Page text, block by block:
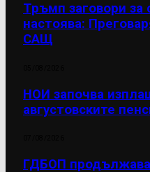
Тръмп заговори за
настоява:
САЩ
НОИ започва
августовските
ГДБОП